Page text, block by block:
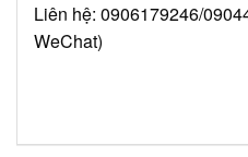
Liên hệ: 0906179246/
WeChat)